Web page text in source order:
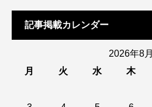
記事掲載カレンダー
2026年8月
月
火 水 木